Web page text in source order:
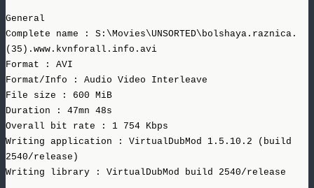
General
Complete name : S:\Movies\UNSORTED\bolshaya.raznica.
(35).www.kvnforall.info.avi
Format : AVI
Format/Info : Audio Video Interleave
File size : 600 MiB
Duration : 47mn 48s
Overall bit rate : 1 754 Kbps
Writing application : VirtualDubMod 1.5.10.2 (build
2540/release)
Writing library : VirtualDubMod build 2540/release